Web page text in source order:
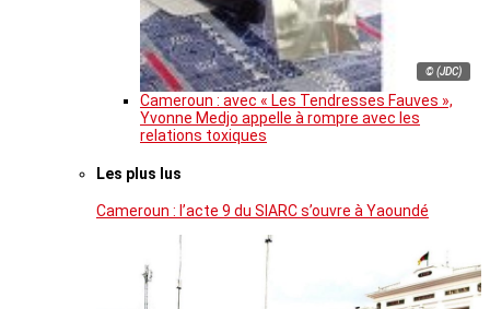
© (JDC)
Cameroun : avec « Les Tendresses Fauves »,
Yvonne Medjo appelle à rompre avec les
relations toxiques
Les plus lus
Cameroun : l’acte 9 du SIARC s’ouvre à Yaoundé